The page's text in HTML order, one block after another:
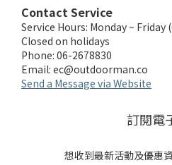
Contact Service
Service Hours: Monday ~ Friday
Closed on holidays
Phone: 06-2678830
Email: ec@outdoorman.co
Send a Message via Website
訂閱電
想收到最新活動及優惠